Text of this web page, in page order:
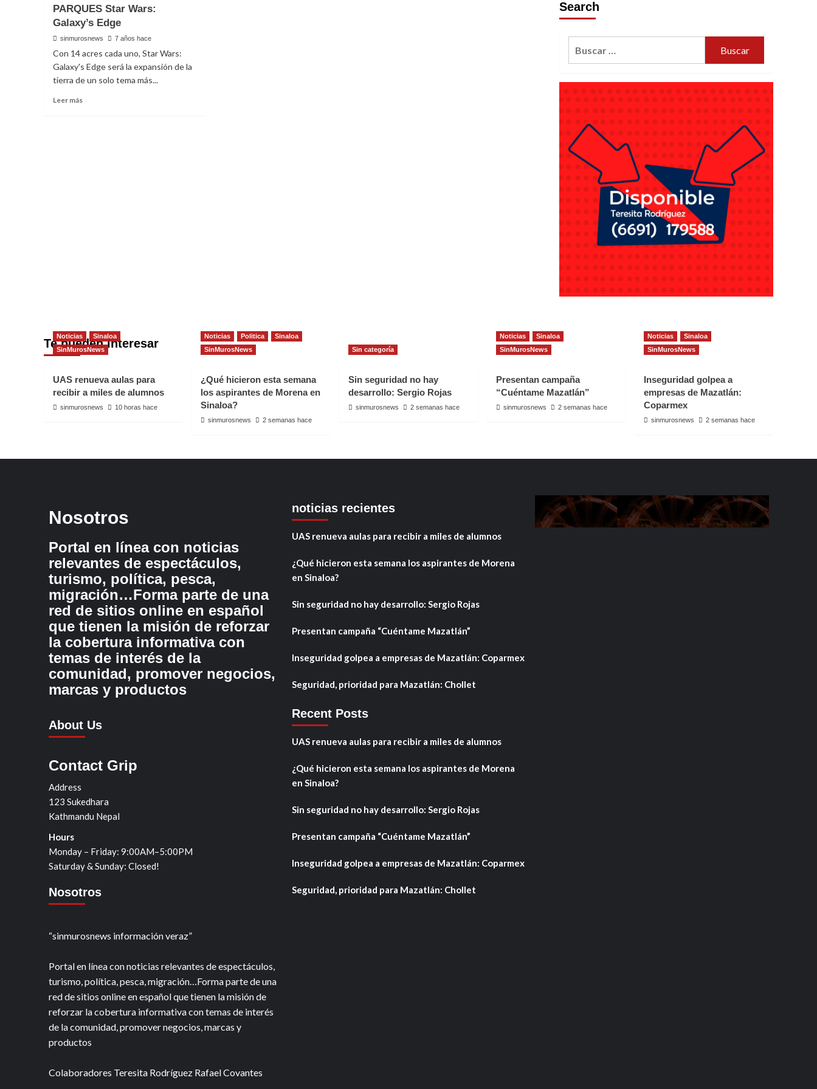
PARQUES Star Wars:
Galaxy’s Edge
sinmurosnews 7 años hace
Con 14 acres cada uno, Star Wars:
Galaxy's Edge será la expansión de la
tierra de un solo tema más...
Leer más
Search
Te pueden interesar
Noticias
Sinaloa
SinMurosNews
UAS renueva aulas para
recibir a miles de alumnos
sinmurosnews 10 horas hace
Noticias Politica
Sinaloa
SinMurosNews
¿Qué hicieron esta semana
los aspirantes de Morena en
Sinaloa?
sinmurosnews 2 semanas hace
Sin categoría
Sin seguridad no hay
desarrollo: Sergio Rojas
sinmurosnews 2 semanas hace
Noticias
Sinaloa
SinMurosNews
Presentan campaña
“Cuéntame Mazatlán”
sinmurosnews 2 semanas hace
Noticias
Sinaloa
SinMurosNews
Inseguridad golpea a
empresas de Mazatlán:
Coparmex
sinmurosnews 2 semanas hace
Nosotros
Portal en línea con noticias
relevantes de espectáculos,
turismo, política, pesca,
migración…Forma parte de una
red de sitios online en español
que tienen la misión de reforzar
la cobertura informativa con
temas de interés de la
comunidad, promover negocios,
marcas y productos
About Us
Contact Grip
Address
123 Sukedhara
Kathmandu Nepal
Hours
Monday – Friday: 9:00AM–5:00PM
Saturday & Sunday: Closed!
Nosotros
“sinmurosnews información veraz”
Portal en línea con noticias relevantes de espectáculos,
turismo, política, pesca, migración…Forma parte de una
red de sitios online en español que tienen la misión de
reforzar la cobertura informativa con temas de interés
de la comunidad, promover negocios, marcas y
productos
Colaboradores Teresita Rodríguez Rafael Covantes
noticias recientes
UAS renueva aulas para recibir a miles de alumnos
¿Qué hicieron esta semana los aspirantes de Morena
en Sinaloa?
Sin seguridad no hay desarrollo: Sergio Rojas
Presentan campaña “Cuéntame Mazatlán”
Inseguridad golpea a empresas de Mazatlán: Coparmex
Seguridad, prioridad para Mazatlán: Chollet
Recent Posts
UAS renueva aulas para recibir a miles de alumnos
¿Qué hicieron esta semana los aspirantes de Morena
en Sinaloa?
Sin seguridad no hay desarrollo: Sergio Rojas
Presentan campaña “Cuéntame Mazatlán”
Inseguridad golpea a empresas de Mazatlán: Coparmex
Seguridad, prioridad para Mazatlán: Chollet